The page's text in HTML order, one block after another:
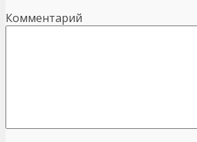
Комментарий